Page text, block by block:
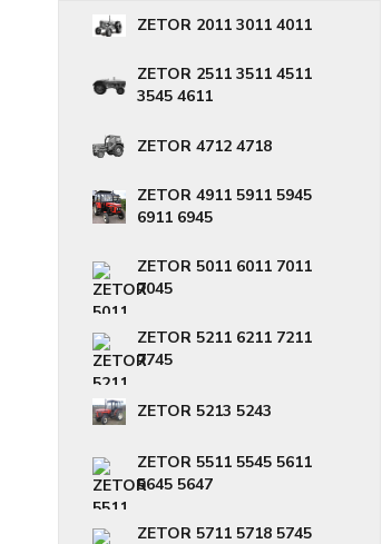
ZETOR 2011 3011 4011
ZETOR 2511 3511 4511
3545 4611
ZETOR 4712 4718
ZETOR 4911 5911 5945
6911 6945
ZETOR 5011 6011 7011
7045
ZETOR 5211 6211 7211
7745
ZETOR 5213 5243
ZETOR 5511 5545 5611
5645 5647
ZETOR 5711 5718 5745